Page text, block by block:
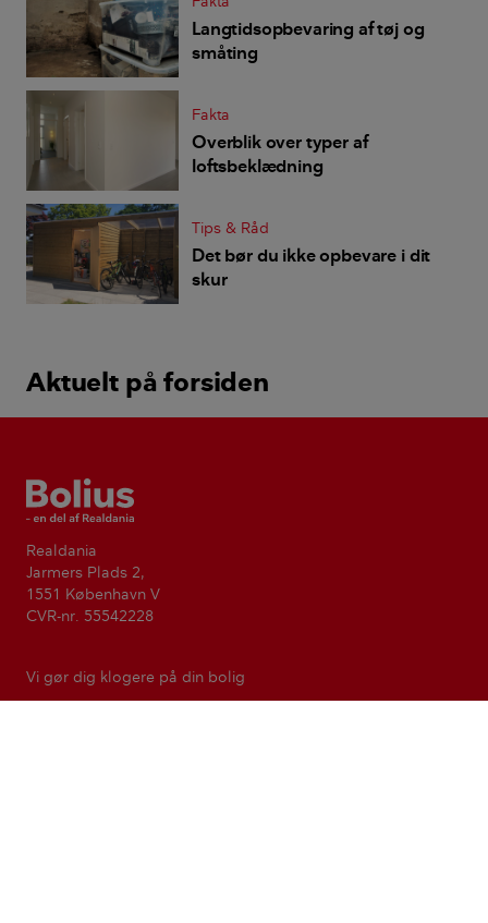
Langtidsopbevaring af tøj og
småting
Fakta
Overblik over typer af
loftsbeklædning
Tips & Råd
Det bør du ikke opbevare i dit
skur
Aktuelt på forsiden
Bolius
Realdania
Jarmers Plads 2,
1551 København V
CVR-nr. 55542228
Vi gør dig klogere på din bolig